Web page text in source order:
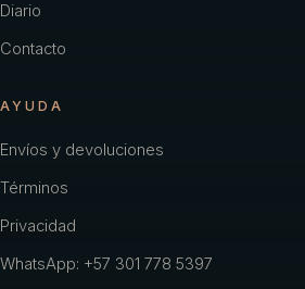
Diario
Contacto
AYUDA
Envíos y devoluciones
Términos
Privacidad
WhatsApp: +57 301 778 5397